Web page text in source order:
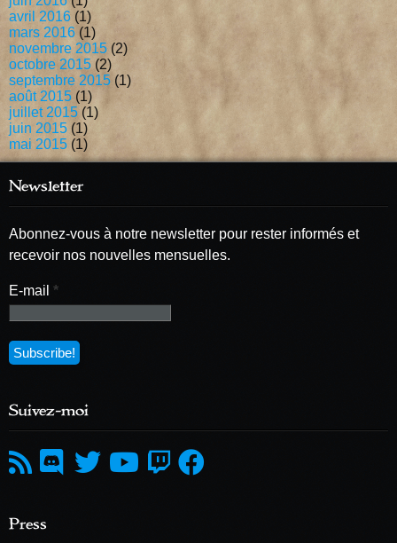
avril 2016 (1)
mars 2016 (1)
novembre 2015 (2)
octobre 2015 (2)
septembre 2015 (1)
août 2015 (1)
juillet 2015 (1)
juin 2015 (1)
mai 2015 (1)
Newsletter
Abonnez-vous à notre newsletter pour rester informés et
recevoir nos nouvelles mensuelles.
E-mail *
Suivez-moi
Press